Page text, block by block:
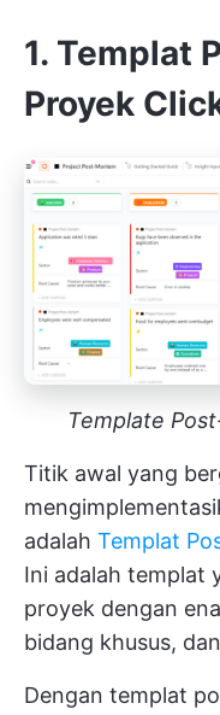
1. Templat
Proyek
Template
Titik awal yang
adalah Templat
Ini adalah templat
proyek dengan
bidang khusus,
Dengan templat